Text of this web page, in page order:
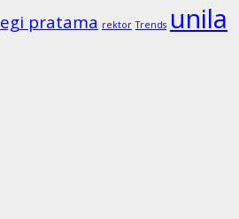
pratama rektor Trends unila